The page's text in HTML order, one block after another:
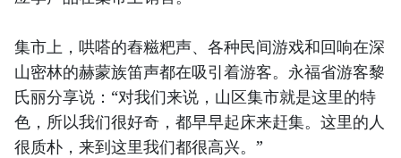
集市上，哄嗒的舂糍粑声、各种民间游戏和回响在深
山密林的赫蒙族笛声都在吸引着游客。永福省游客黎
氏丽分享说：“对我们来说，山区集市就是这里的特
色，所以我们很好奇，都早早起床来赶集。这里的人
很质朴，来到这里我们都很高兴。”